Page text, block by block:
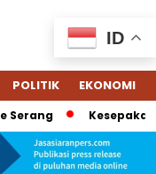
POLITIK EKONOMI
Serang
ID